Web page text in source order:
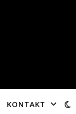
KONTAKT